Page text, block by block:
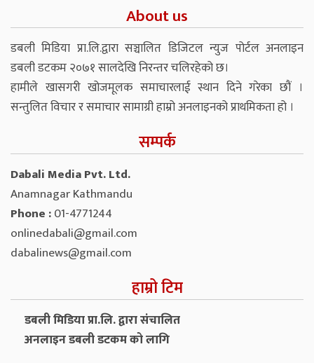
About us
डबली मिडिया प्रा.लि.द्वारा सञ्चालित डिजिटल न्युज पोर्टल अनलाइन
डबली डटकम २०७१ सालदेखि निरन्तर चलिरहेको छ।
हामीले खासगरी खोजमूलक समाचारलाई स्थान दिने गरेका छौं ।
सन्तुलित विचार र समाचार सामाग्री हाम्रो अनलाइनको प्राथमिकता हो ।
सम्पर्क
Dabali Media Pvt. Ltd.
Anamnagar Kathmandu
Phone :01-4771244
onlinedabali@gmail.com
dabalinews@gmail.com
हाम्रो टिम
डबली मिडिया प्रा.लि. द्वारा संचालित
अनलाइन डबली डटकम को लागि